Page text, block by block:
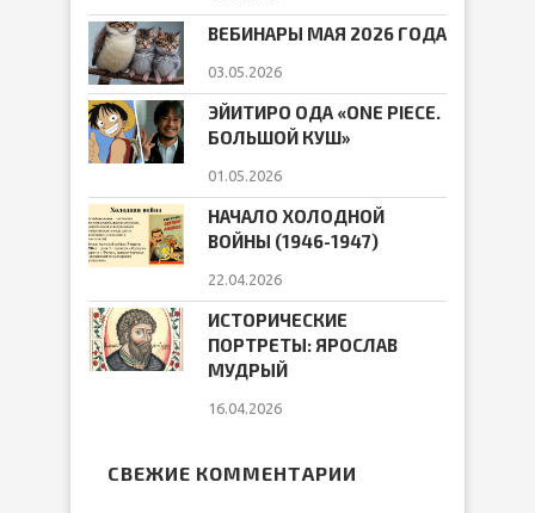
ВЕБИНАРЫ МАЯ 2026 ГОДА
03.05.2026
ЭЙИТИРО ОДА «ONE PIECE.
БОЛЬШОЙ КУШ»
01.05.2026
НАЧАЛО ХОЛОДНОЙ
ВОЙНЫ (1946-1947)
22.04.2026
ИСТОРИЧЕСКИЕ
ПОРТРЕТЫ: ЯРОСЛАВ
МУДРЫЙ
16.04.2026
СВЕЖИЕ КОММЕНТАРИИ